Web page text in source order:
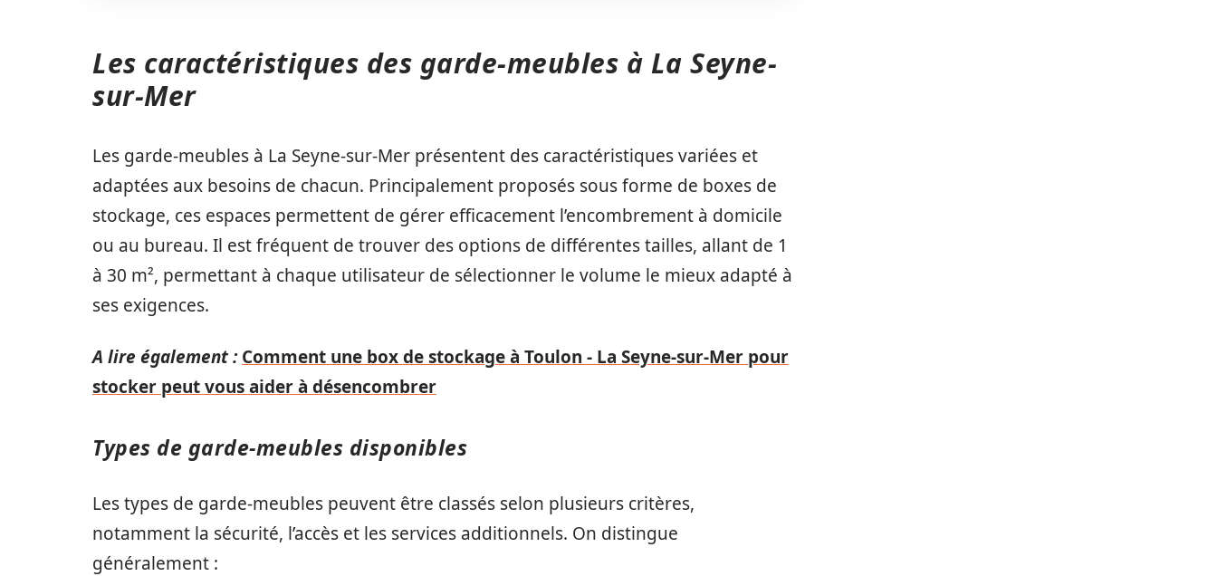
Les caractéristiques des garde-meubles à La Seyne-
sur-Mer
Les garde-meubles à La Seyne-sur-Mer présentent des caractéristiques variées et
adaptées aux besoins de chacun. Principalement proposés sous forme de boxes de
stockage, ces espaces permettent de gérer efficacement l’encombrement à domicile
ou au bureau. Il est fréquent de trouver des options de différentes tailles, allant de 1
à 30 m², permettant à chaque utilisateur de sélectionner le volume le mieux adapté à
ses exigences.
A lire également : Comment une box de stockage à Toulon - La Seyne-sur-Mer pour
stocker peut vous aider à désencombrer
Types de garde-meubles disponibles
Les types de garde-meubles peuvent être classés selon plusieurs critères,
notamment la sécurité, l’accès et les services additionnels. On distingue
généralement :